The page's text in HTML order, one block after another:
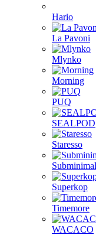
Hario
La Pavoni
Mlynko
Morning
PUQ
SEALPOD
Staresso
Subminimal
Superkop
Timemore
WACACO